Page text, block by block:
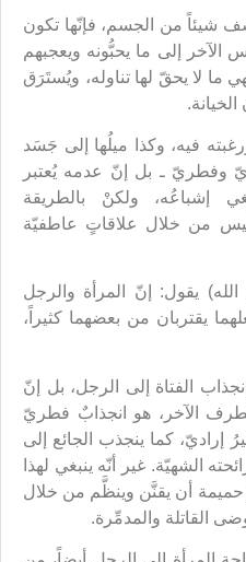
شيئاً من الجسم، فإنّها تكون
إلى ما يحبُّونه ويعجبهم
ما لا يحقّ لها تناوله، ويُستَرَق
فيه، وكذا ميلُها إلى جَسَد
وفطريّ ـ بل إنّ عدمه يُعتبر
إشباعُه، ولكنْ بالطريقة
من خلال علاقاتٍ عاطفيّة
يقول: إنّ المرأة والرجل
يقتربان من بعضهما كثيراً،
الفتاة إلى الرجل، بل إنّ
الآخر، هو انجذابٌ فطريّ
كما ينجذب الجائع إلى
الشهيّة. غير أنّه ينبغي لهذا
حميمة أن يقنَّن وينظَّم من خلال
القاتلة والمدمِّرة.